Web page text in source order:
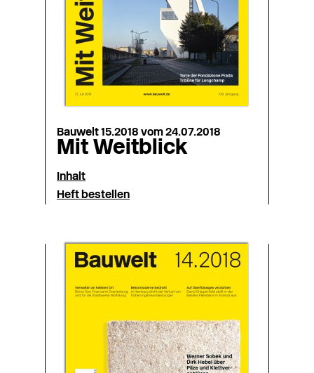
Bauwelt 15.2018 vom 24.07.2018
Mit Weitblick
Inhalt
Heft bestellen